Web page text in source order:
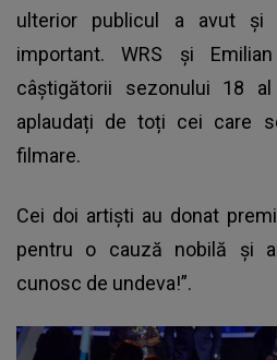
ulterior publicul a avut
important. WRS și
câștigătorii sezonului 18
aplaudați de toți cei care
filmare.
Cei doi artiști au donat
pentru o cauză nobilă și
cunosc de undeva!”.